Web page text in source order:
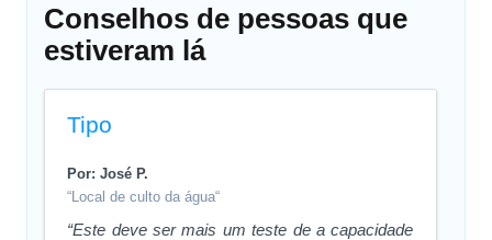
Conselhos de pessoas que
estiveram lá
Tipo
Por: José P.
“Local de culto da água“
“Este deve ser mais um teste de a capacidade